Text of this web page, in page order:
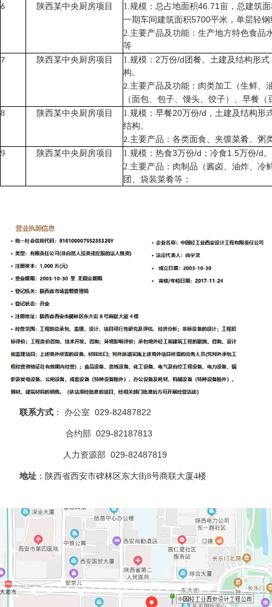
6 陕西某中央厨房项目 1.规模 ： 总占地面积46.71亩，总建筑
一期车间建筑面积5700平米，单层轻
2.主要产品及功能：生产地方特色食品
等
7 陕西某中央厨房项目 1.规模： 2万份/d团餐。土建及结构形
构。
2.主要产品及功能：肉类加工（生鲜、
（面包、包子、馒头、饺子）、早餐（
8 陕西某中央厨房项目 1.规模：早餐20万份/d ，土建及结构形
结构。
2.主要产品：各类面食、夹馍菜肴、粥
9
陕西某中央厨房项目 1.规模：热食3万份/d ；冷食1.5万份/d。
2.主要产品：肉制品（酱卤、油炸、冷
团、袋装菜肴等；
联系方式 ： 办公室 029-82487822
合约部 029-82187813
人力资源部 029-82487819
地址 ： 陕西省西安市碑林区东大街8号商联大厦4楼